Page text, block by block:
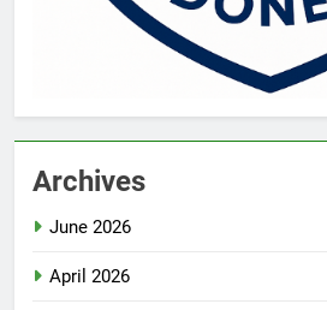
Archives
June 2026
April 2026